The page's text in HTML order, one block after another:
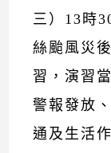
三）13時
絲颱風災
習，演習
警報發放
通及生活